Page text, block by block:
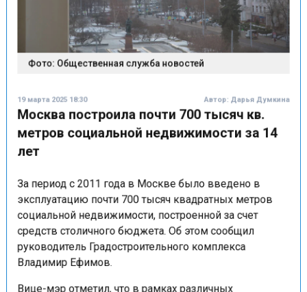
Фото: Общественная служба новостей
Москва построила почти 700 тысяч кв.
метров социальной недвижимости за 14
лет
За период с 2011 года в Москве было введено в
эксплуатацию почти 700 тысяч квадратных метров
социальной недвижимости, построенной за счет
средств столичного бюджета. Об этом сообщил
руководитель Градостроительного комплекса
Владимир Ефимов.
Вице-мэр отметил, что в рамках различных